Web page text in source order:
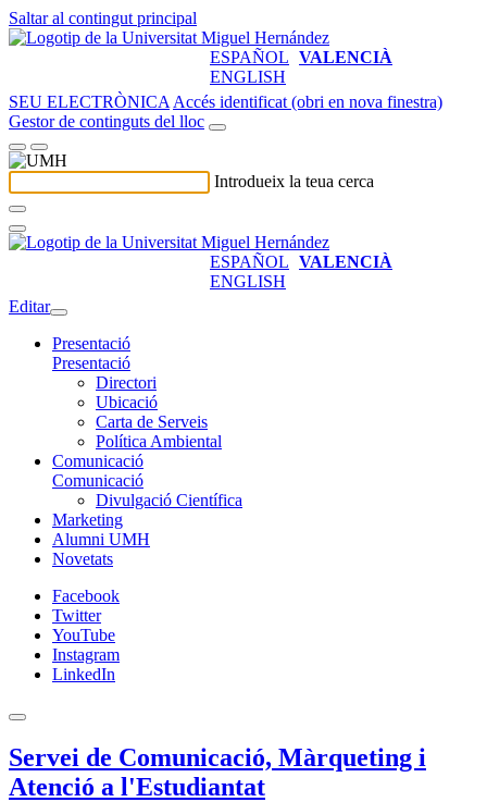
Saltar al contingut principal
ESPAÑOL VALENCIÀ
ENGLISH
SEU ELECTRÒNICA Accés identificat (obri en nova finestra)
Gestor de continguts del lloc
Introdueix la teua cerca
ESPAÑOL VALENCIÀ
ENGLISH
Editar
Presentació
Presentació
Directori
Ubicació
Carta de Serveis
Política Ambiental
Comunicació
Comunicació
Divulgació Científica
Marketing
Alumni UMH
Novetats
Facebook
Twitter
YouTube
Instagram
LinkedIn
Servei de Comunicació, Màrqueting i
Atenció a l'Estudiantat